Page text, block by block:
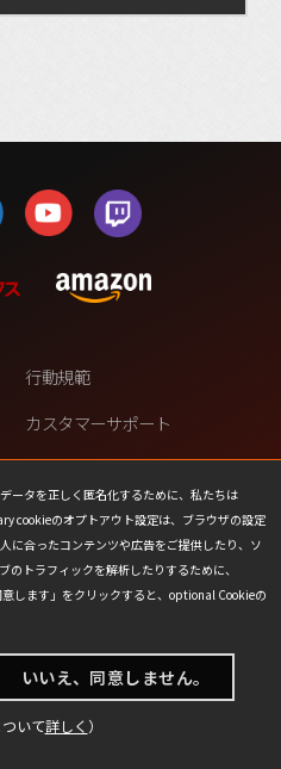
ータを正しく匿名化するために、私たちは
cookieのオプトアウト設定は、ブラウザの設定
に合ったコンテンツや広告をご提供したり、ソ
トラフィックを解析したりするために、
します」をクリックすると、optional Cookieの
いいえ、同意しません。
ついて詳しく ）
行動規範
カスタマーサポート
個人情報の販売や共有を許可し
ない
プレスリリース
お問い合わせ